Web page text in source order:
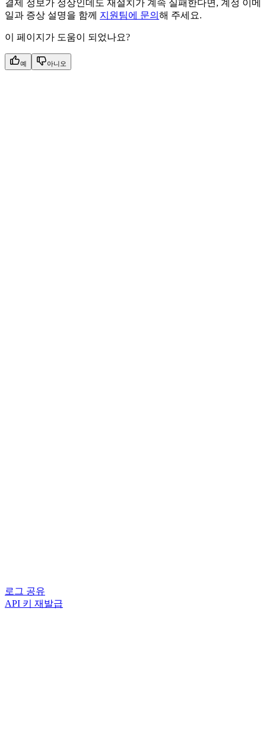
결제 정보가 정상인데도 재설치가 계속 실패한다면, 계정 이메
일과 증상 설명을 함께 지원팀에 문의 해 주세요.
이 페이지가 도움이 되었나요?
예 아니오
로그 공유
API 키 재발급